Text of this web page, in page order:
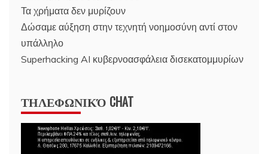
Τα χρήματα δεν μυρίζουν
Δώσαμε αύξηση στην τεχνητή νοημοσύνη αντί στον
υπάλληλο
Superhacking AI κυβερνοασφάλεια δισεκατομμυρίων
ΤΗΛΕΦΩΝΙΚΌ CHAT